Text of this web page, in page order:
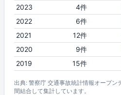
2023
4件
2022
6件
2021
12件
2020
9件
2019
15件
出典: 警察庁 交通事故統計情報オープン
間結合して集計しています。